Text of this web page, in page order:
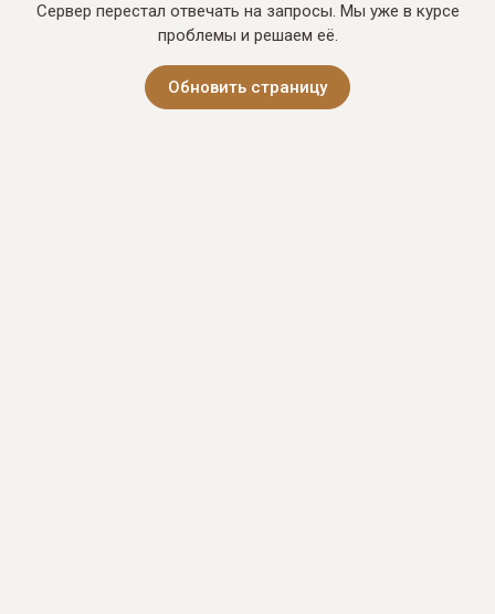
Сервер перестал отвечать на запросы. Мы уже в курсе
проблемы и решаем её.
Обновить страницу